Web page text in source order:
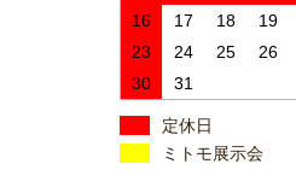
16
17 18 19
23
24 25 26
30
31
定休日
ミトモ展示会